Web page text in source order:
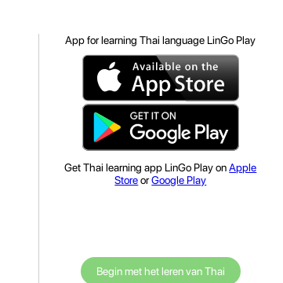
App for learning Thai language LinGo Play
Get Thai learning app LinGo Play onApple
StoreorGoogle Play
Begin met het leren van Thai